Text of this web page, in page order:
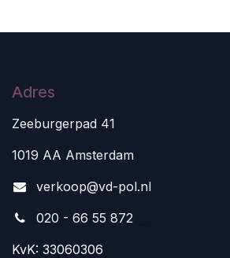
Adres
Zeeburgerpad 41
1019 AA Amsterdam
verkoop@vd-pol.nl
020 - 66 55 872
KvK: 33060306